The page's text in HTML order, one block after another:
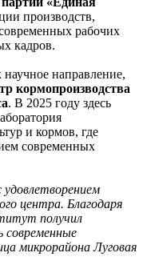
производств,
рабочих
кадров.
направление,
кормопроизводства
. В 2025 году здесь
и кормов, где
современных
центра. Благодаря
получил
современные
микрорайона Луговая